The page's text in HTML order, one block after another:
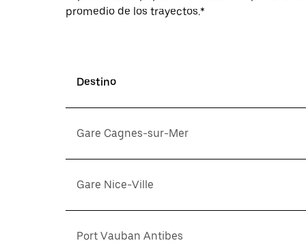
promedio de los trayectos.*
Destino
Gare Cagnes-sur-Mer
Gare Nice-Ville
Port Vauban Antibes